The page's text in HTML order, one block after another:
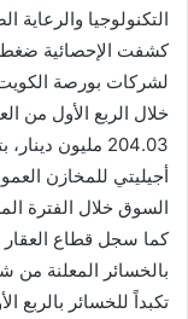
التكنولوجيا والرعاية
خلال الربع الأول من
204.03 مليون
أجيليتي للمخازن
السوق خلال الفترة
بالخسائر المعلنة من
تكبداً للخسائر بالربع